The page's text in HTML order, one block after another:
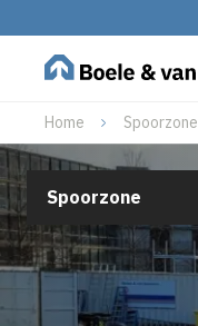
Home Spoorzone
Spoorzone